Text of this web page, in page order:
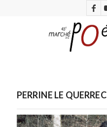
PERRINE LE QUERREC